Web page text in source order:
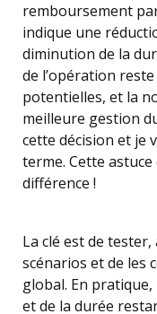
remboursement
indique une
diminution de la
de l’opération
potentielles, et la
meilleure gestion
cette décision et je
terme. Cette
différence !
La clé est de
scénarios et de les
global. En
et de la durée